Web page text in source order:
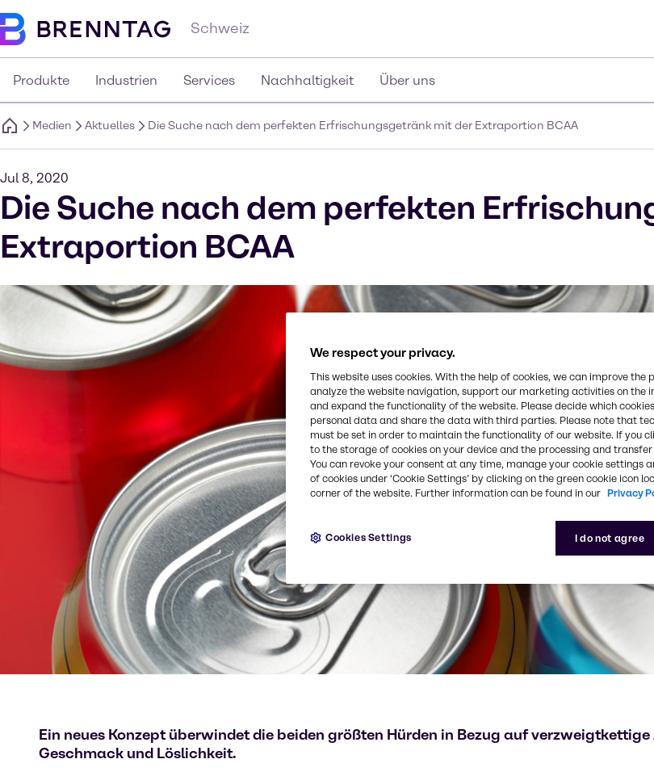
Schweiz
Produkte Industrien Services Nachhaltigkeit Über uns
Medien Aktuelles Die Suche nach dem perfekten Erfrischungsgetränk mit der Extraportion BCAA
Jul 8, 2020
Die Suche nach dem perfekten
Extraportion BCAA
Ein neues Konzept überwindet die beiden größten Hürden in Bezug auf
Geschmack und Löslichkeit.
We respect your privacy.
This website uses cookies. With the help of cookies, we can improve the
analyze the website navigation, support our marketing activities on the
and expand the functionality of the website. Please decide which
personal data and share the data with third parties. Please note that
must be set in order to maintain the functionality of our website. If you
to the storage of cookies on your device and the processing and
You can revoke your consent at any time, manage your cookie settings
of cookies under ‘Cookie Settings’ by clicking on the green cookie icon
corner of the website. Further information can be found in our Privacy
I do not agree
Cookies Settings